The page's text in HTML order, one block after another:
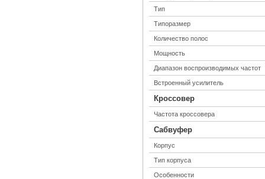
Тип
Типоразмер
Количество полос
Мощность
Диапазон воспроизводимых частот
Встроенный усилитель
Кроссовер
Частота кроссовера
Сабвуфер
Корпус
Тип корпуса
Особенности